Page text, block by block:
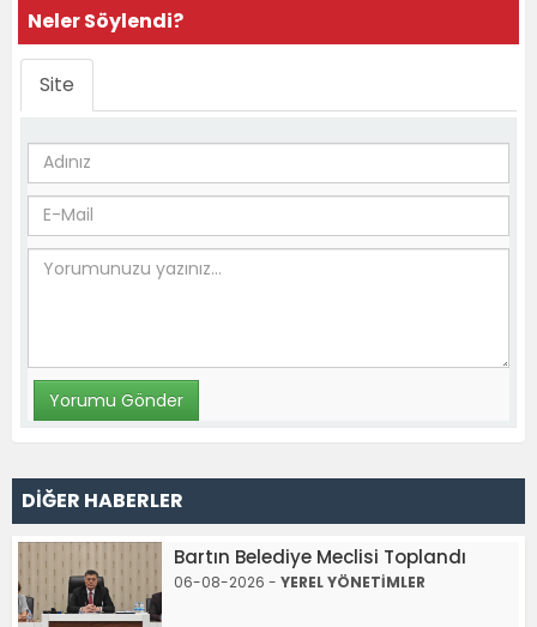
Neler Söylendi?
Site
DİĞER HABERLER
Bartın Belediye Meclisi Toplandı
06-08-2026 - YEREL YÖNETİMLER